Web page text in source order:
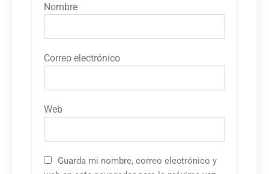
Nombre
Correo electrónico
Web
Guarda mi nombre, correo electrónico y